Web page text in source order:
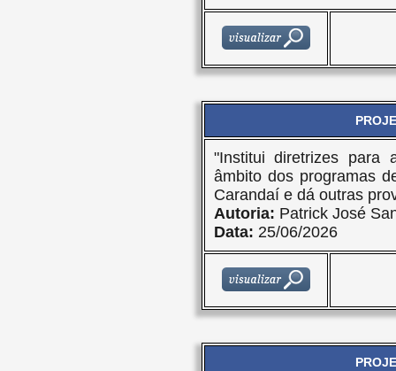
"Institui diretrizes para
âmbito dos programas
Carandaí e dá outras
Autoria: Patrick José
Data: 25/06/2026